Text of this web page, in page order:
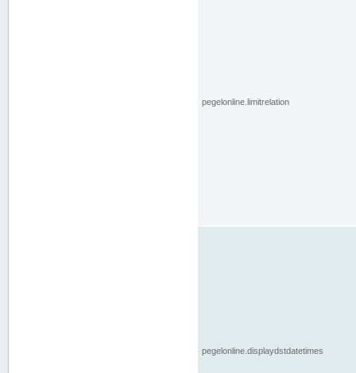
pegelonline.limitrelation
pegelonline.displaydstdatetimes